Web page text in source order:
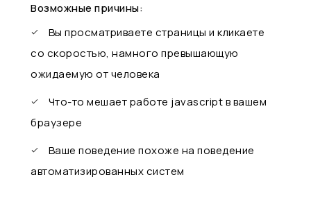
Возможные причины:
Вы просматриваете страницы и кликаете
со скоростью, намного превышающую
ожидаемую от человека
Что-то мешает работе javascript в вашем
браузере
Ваше поведение похоже на поведение
автоматизированных систем